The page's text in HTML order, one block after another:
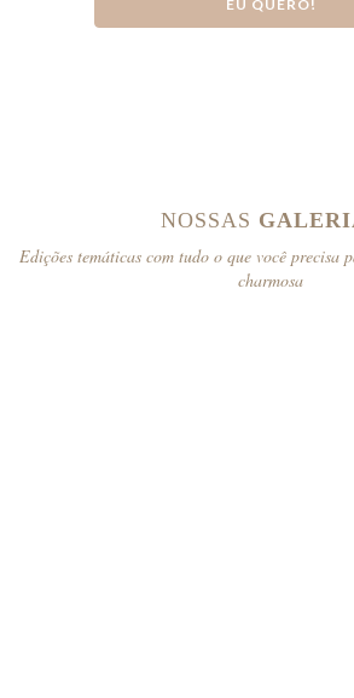
EU QUERO!
NOSSAS
Edições temáticas com tudo o que você precisa
charmosa